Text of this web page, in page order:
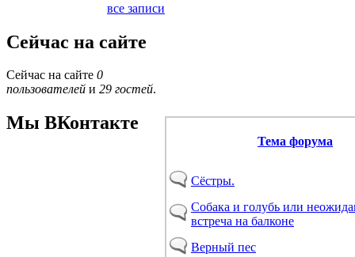
все записи
Сейчас на сайте
Сейчас на сайте 0
пользователей и 29 гостей.
Мы ВКонтакте
Тема форума
Сёстры.
Собака и голубь или
встреча на балконе
Верный пес